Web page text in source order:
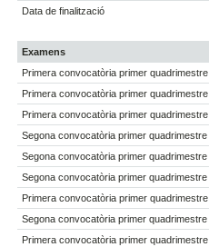
Data de finalització
Examens
Primera convocatòria primer quadrimestre
Primera convocatòria primer quadrimestre
Primera convocatòria primer quadrimestre
Segona convocatòria primer quadrimestre
Segona convocatòria primer quadrimestre
Segona convocatòria primer quadrimestre
Primera convocatòria primer quadrimestre
Segona convocatòria primer quadrimestre
Primera convocatòria primer quadrimestre